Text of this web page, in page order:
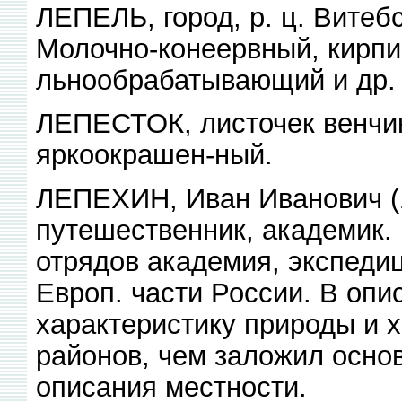
ЛЕПЕЛЬ, город, р. ц.
Молочно-конеервный,
льнообрабатывающий и
ЛЕПЕСТОК, листочек
яркоокрашен-ный.
ЛЕПЕХИН, Иван Иванович
путешественник,
отрядов академия,
Европ. части России. В
характеристику природы и
районов, чем заложил
описания местности.